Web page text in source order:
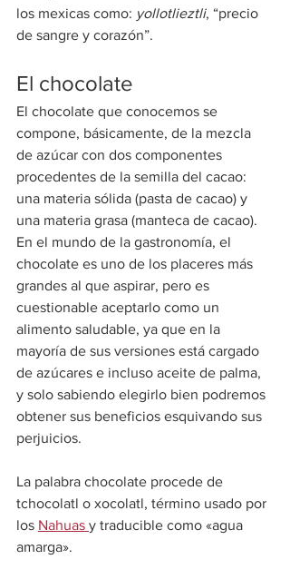
los mexicas como: yollotlieztli, “precio
de sangre y corazón”.
El chocolate
El chocolate que conocemos se
compone, básicamente, de la mezcla
de azúcar con dos componentes
procedentes de la semilla del cacao:
una materia sólida (pasta de cacao) y
una materia grasa (manteca de cacao).
En el mundo de la gastronomía, el
chocolate es uno de los placeres más
grandes al que aspirar, pero es
cuestionable aceptarlo como un
alimento saludable, ya que en la
mayoría de sus versiones está cargado
de azúcares e incluso aceite de palma,
y solo sabiendo elegirlo bien podremos
obtener sus beneficios esquivando sus
perjuicios.
La palabra chocolate procede de
tchocolatl o xocolatl, término usado por
los Nahuas y traducible como «agua
amarga».